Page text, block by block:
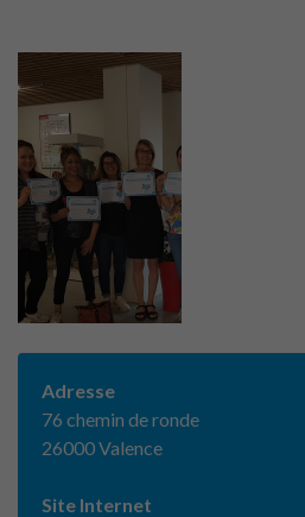
Adresse
76 chemin de ronde
26000 Valence
Site Internet